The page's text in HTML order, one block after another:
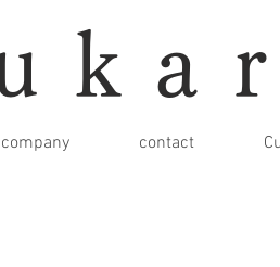
company contact